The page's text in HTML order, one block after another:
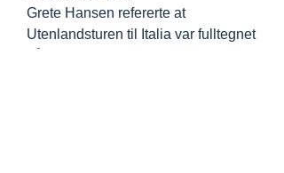
Grete Hansen refererte at
Utenlandsturen til Italia var fulltegnet